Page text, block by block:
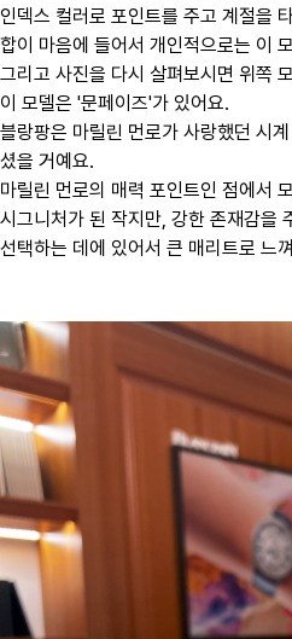
인덱스 컬러로 포인트를 주고 계절을
합이 마음에 들어서 개인적으로는 이
그리고 사진을 다시 살펴보시면 위쪽
이 모델은 '문페이즈'가 있어요.
블랑팡은 마릴린 먼로가 사랑했던 시
셨을 거예요.
마릴린 먼로의 매력 포인트인 점에서
시그니처가 된 작지만, 강한 존재감을
선택하는 데에 있어서 큰 매리트로 느